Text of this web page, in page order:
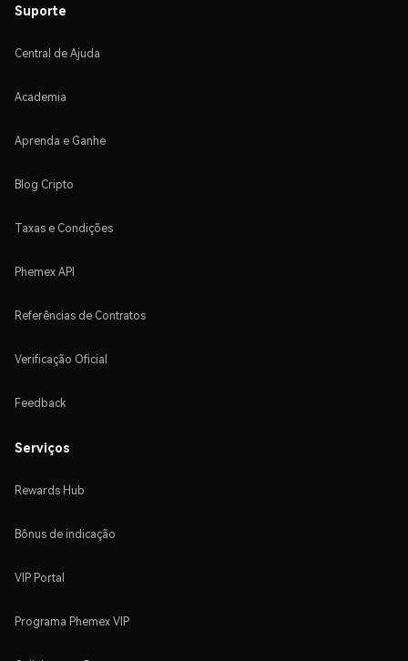
Suporte
Central de Ajuda
Academia
Aprenda e Ganhe
Blog Cripto
Taxas e Condições
Phemex API
Referências de Contratos
Verificação Oficial
Feedback
Serviços
Rewards Hub
Bônus de indicação
VIP Portal
Programa Phemex VIP